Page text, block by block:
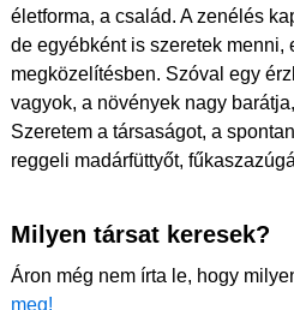
életforma, a család. A zenélés
de egyébként is szeretek menni,
megközelítésben. Szóval egy
vagyok, a növények nagy
Szeretem a társaságot, a
reggeli madárfüttyőt,
Milyen társat keresek?
Áron még nem írta le, hogy
meg!